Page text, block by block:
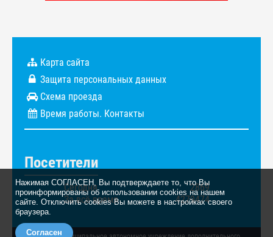
Нажимая СОГЛАСЕН, Вы подтверждаете то, что Вы
проинформированы об использовании cookies на нашем
сайте. Отключить cookies Вы можете в настройках своего
браузера.
Согласен
Карта сайта
Защита персональных данных
Схема проезда
Время работы. Контакты
Посетители
Сегодня
2869
За всё время
4279474